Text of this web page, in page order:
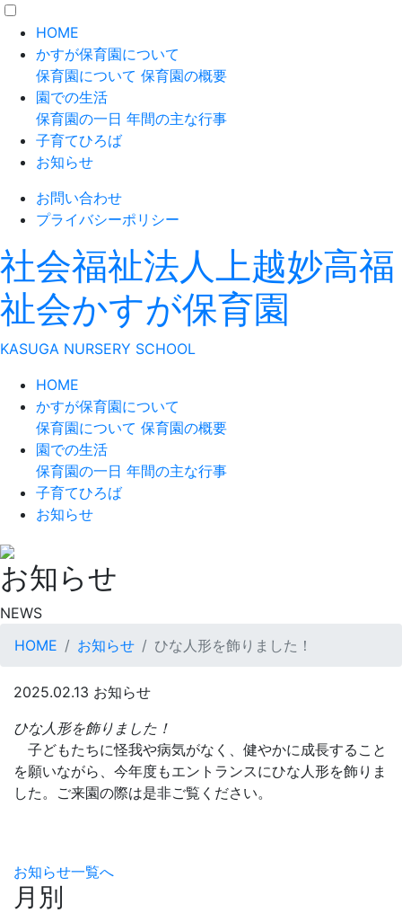
HOME
かすが保育園について
保育園について 保育園の概要
園での生活
保育園の一日 年間の主な行事
子育てひろば
お知らせ
お問い合わせ
プライバシーポリシー
社会福祉法人上越妙高福
祉会かすが保育園
KASUGA NURSERY SCHOOL
HOME
かすが保育園について
保育園について 保育園の概要
園での生活
保育園の一日 年間の主な行事
子育てひろば
お知らせ
お知らせ
NEWS
HOME
お知らせ ひな人形を飾りました！
2025.02.13 お知らせ
ひな人形を飾りました！
子どもたちに怪我や病気がなく、健やかに成長すること
を願いながら、今年度もエントランスにひな人形を飾りま
した。ご来園の際は是非ご覧ください。
お知らせ一覧へ
月別